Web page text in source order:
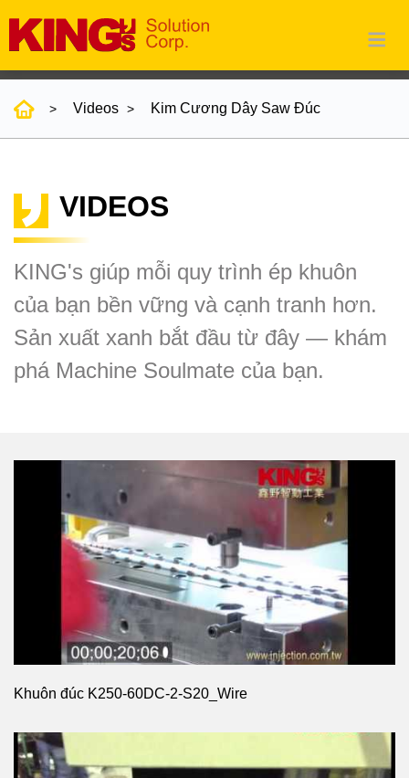
Videos Kim Cương Dây Saw Đúc
VIDEOS
KING's giúp mỗi quy trình ép khuôn
của bạn bền vững và cạnh tranh hơn.
Sản xuất xanh bắt đầu từ đây — khám
phá Machine Soulmate của bạn.
Khuôn đúc K250-60DC-2-S20_Wire